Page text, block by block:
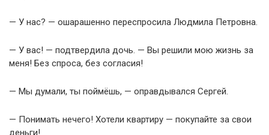
— У нас? — ошарашенно переспросила Людмила Петровна.
— У вас! — подтвердила дочь. — Вы решили мою жизнь за
меня! Без спроса, без согласия!
— Мы думали, ты поймёшь, — оправдывался Сергей.
— Понимать нечего! Хотели квартиру — покупайте за свои
деньги!